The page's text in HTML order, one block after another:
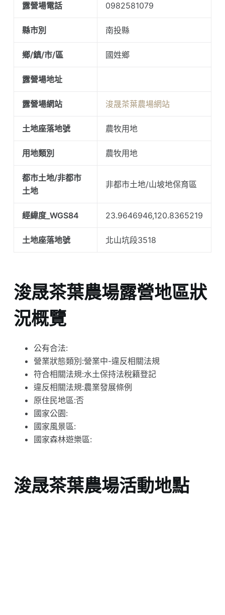
露營場電話 0982581079
縣市別 南投縣
鄉/鎮/市/區 國姓鄉
露營場地址
露營場網站 浚晟茶葉農場網站
土地座落地號 農牧用地
用地類別 農牧用地
都市土地/非都市
土地
非都市土地/山坡地保育區
經緯度_WGS84 23.9646946,120.8365219
土地座落地號 北山坑段3518
浚晟茶葉農場露營地區狀
況概覽
公有合法:
營業狀態類別:營業中-違反相關法規
符合相關法規:水土保持法稅籍登記
違反相關法規:農業發展條例
原住民地區:否
國家公園:
國家風景區:
國家森林遊樂區:
浚晟茶葉農場活動地點